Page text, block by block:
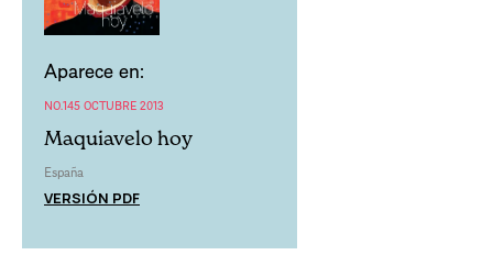
Aparece en:
NO.145 OCTUBRE 2013
Maquiavelo hoy
España
VERSIÓN PDF